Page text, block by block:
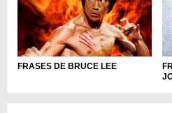
FRASES DE BRUCE LEE